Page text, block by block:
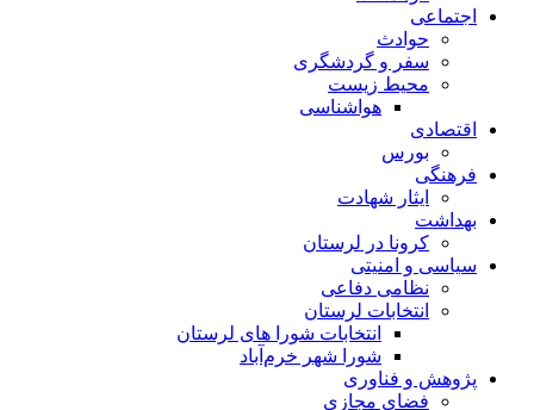
اجتماعی
حوادث
سفر و گردشگری
محیط زیست
هواشناسی
اقتصادی
بورس
فرهنگی
ایثار شهادت
بهداشت
کرونا در لرستان
سیاسی و امنیتی
نظامی دفاعی
انتخابات لرستان
انتخابات شورا های لرستان
شورا شهر خرم‌آباد
پژوهش و فناوری
فضای مجازی